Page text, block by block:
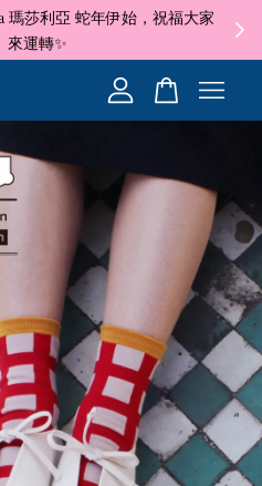
瑪莎利亞 蛇年伊始，祝福大家
來運轉✨
✦
前還是空的。
購物